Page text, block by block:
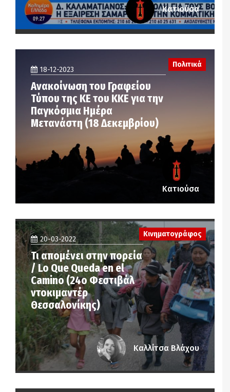
Κατιούσα
Πολιτικά
18-12-2023
Ανακοίνωση του Γραφείου
Τύπου της ΚΕ του ΚΚΕ για την
Παγκόσμια Ημέρα
Μετανάστη (18 Δεκεμβρίου)
Κατιούσα
20-03-2022
Τι απομένει στην πορεία
/ Lo Que Queda en el
Camino (24ο Φεστιβάλ
ντοκιμαντέρ
Θεσσαλονίκης)
Κινηματογράφος
Καλλίτσα Βλάχου